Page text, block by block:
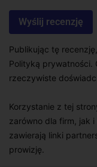
Publikując tę
Polityką prywatności.
rzeczywiste
Korzystanie z tej
zarówno dla firm, jak
zawierają linki
prowizję.